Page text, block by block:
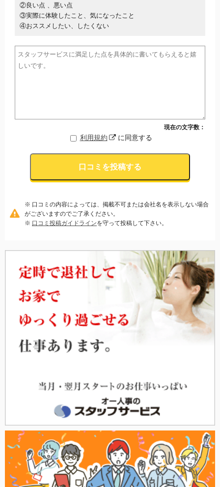
②良い点 、悪い点
③実際に体験したこと、気になったこと
④おススメしたい、したくない
現在の文字数：
利用規約 に同意する
口コミを投稿する
※ 口コミの内容によっては、掲載不可または会社名を表示しない場合
がございますのでご了承ください。
※ 口コミ投稿ガイドラインを守って投稿して下さい。